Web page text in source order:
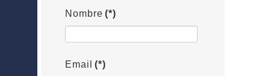
Nombre (*)
Email (*)